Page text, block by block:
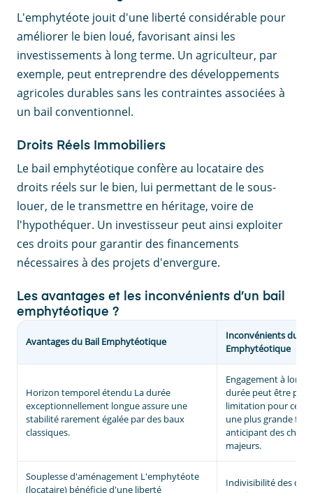
L'emphytéote jouit d'une liberté considérable pour
améliorer le bien loué, favorisant ainsi les
investissements à long terme. Un agriculteur, par
exemple, peut entreprendre des développements
agricoles durables sans les contraintes associées à
un bail conventionnel.
Droits Réels Immobiliers
Le bail emphytéotique confère au locataire des
droits réels sur le bien, lui permettant de le sous-
louer, de le transmettre en héritage, voire de
l'hypothéquer. Un investisseur peut ainsi exploiter
ces droits pour garantir des financements
nécessaires à des projets d'envergure.
Les avantages et les inconvénients d’un bail
emphytéotique ?
Avantages du Bail Emphytéotique
Inconvénients du
Emphytéotique
Horizon temporel étendu La durée
exceptionnellement longue assure une
stabilité rarement égalée par des baux
classiques.
Engagement à long
durée peut être
limitation pour ceux
une plus grande
anticipant des
majeurs.
Souplesse d'aménagement L'emphytéote
(locataire) bénéficie d'une liberté
Indivisibilité des